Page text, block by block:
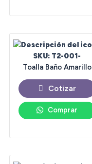
Comprar
SKU: T2-001-
Toalla Baño Amarillo
Cotizar